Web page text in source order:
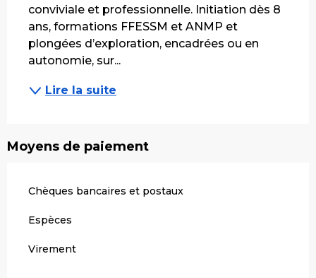
conviviale et professionnelle. Initiation dès 8
ans, formations FFESSM et ANMP et
plongées d’exploration, encadrées ou en
autonomie, sur...
Lire la suite
Moyens de paiement
Chèques bancaires et postaux
Espèces
Virement